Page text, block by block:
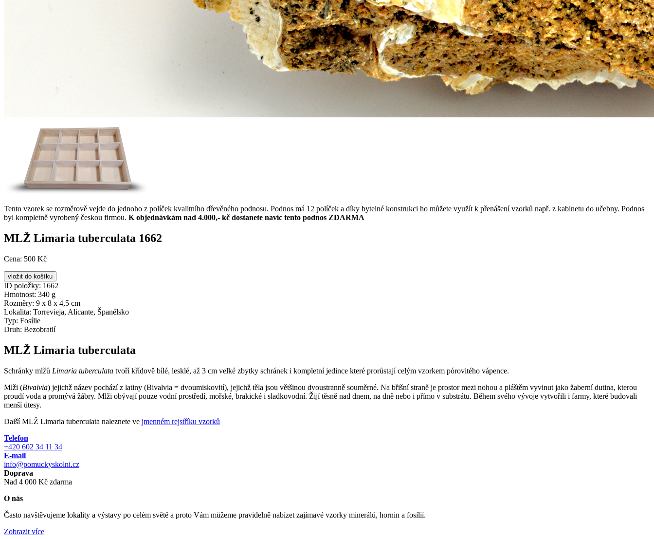
Tento vzorek se rozměrově vejde do jednoho z políček kvalitního dřevěného podnosu. Podnos má 12 políček a díky bytelné konstrukci ho můžete využít k přenášení vzorků např. z kabinetu do učebny. Podnos
byl kompletně vyrobený českou firmou. K objednávkám nad 4.000,- kč dostanete navíc tento podnos ZDARMA
MLŽ Limaria tuberculata 1662
Cena: 500 Kč
ID položky: 1662
Hmotnost: 340 g
Rozměry: 9 x 8 x 4,5 cm
Lokalita: Torrevieja, Alicante, Španělsko
Typ: Fosílie
Druh: Bezobratlí
MLŽ Limaria tuberculata
Schránky mlžů Limaria tuberculata tvoří křídově bílé, lesklé, až 3 cm velké zbytky schránek i kompletní jedince které prorůstají celým vzorkem pórovitého vápence.
Mlži (Bivalvia) jejichž název pochází z latiny (Bivalvia = dvoumiskovití), jejichž těla jsou většinou dvoustranně souměrné. Na břišní straně je prostor mezi nohou a pláštěm vyvinut jako žaberní dutina, kterou
proudí voda a promývá žábry. Mlži obývají pouze vodní prostředí, mořské, brakické i sladkovodní. Žijí těsně nad dnem, na dně nebo i přímo v substrátu. Během svého vývoje vytvořili i farmy, které budovali
menší útesy.
Další MLŽ Limaria tuberculata naleznete ve jmenném rejstříku vzorků
Telefon
+420 602 34 11 34
E-mail
info@pomuckyskolni.cz
Doprava
Nad 4 000 Kč zdarma
O nás
Často navštěvujeme lokality a výstavy po celém světě a proto Vám můžeme pravidelně nabízet zajímavé vzorky minerálů, hornin a fosílií.
Zobrazit více